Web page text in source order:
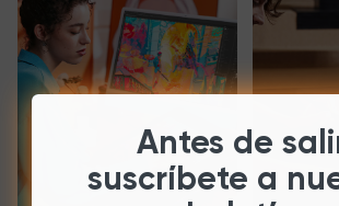
Antes de
suscríbete a